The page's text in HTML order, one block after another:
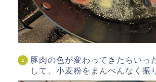
豚肉の色が変わってきたらいっ
して、小麦粉をまんべんなく振